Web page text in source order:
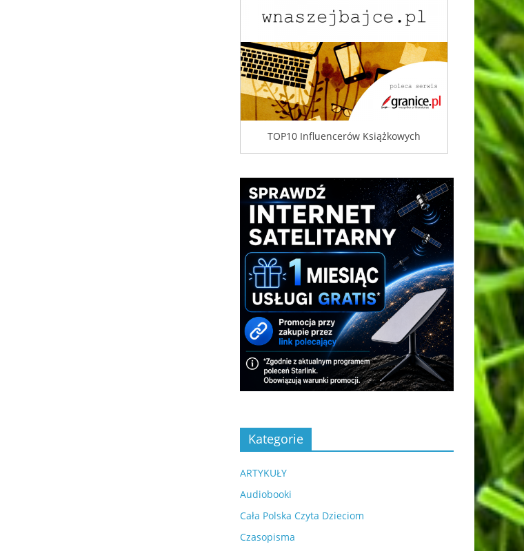
TOP10 Influencerów Książkowych
Kategorie
ARTYKUŁY
Audiobooki
Cała Polska Czyta Dzieciom
Czasopisma